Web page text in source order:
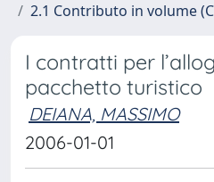
2.1 Contributo in volume
I contratti per
pacchetto turistico
DEIANA, MASSIMO
2006-01-01